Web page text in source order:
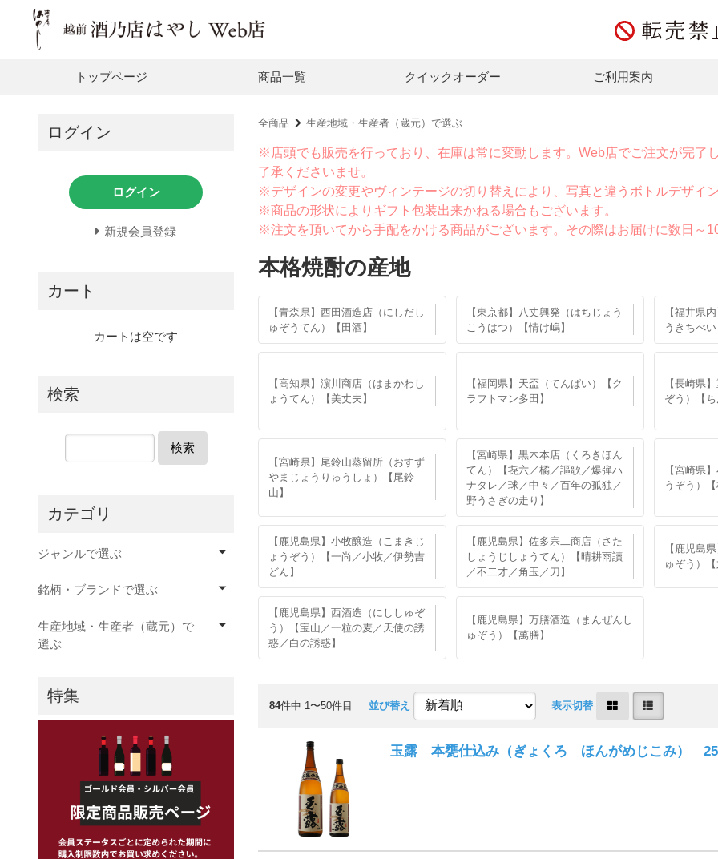
トップページ 商品一覧 クイックオーダー ご利用案内
全商品 生産地域・生産者（蔵元）で選ぶ
※店頭でも販売を行っており、在庫は常に変動します。Web店でご注文が完了
了承くださいませ。
※デザインの変更やヴィンテージの切り替えにより、写真と違うボトルデザイ
※商品の形状によりギフト包装出来かねる場合もございます。
※注文を頂いてから手配をかける商品がございます。その際はお届けに数日～
本格焼酎の産地
【青森県】西田酒造店（にしだし
ゅぞうてん）【田酒】
【東京都】八丈興発（はちじょう
こうはつ）【情け嶋】
【福井県
うきちべ
【高知県】濵川商店（はまかわし
ょうてん）【美丈夫】
【福岡県】天盃（てんぱい）【ク
ラフトマン多田】
【長崎県
ぞう）【
【宮崎県】尾鈴山蒸留所（おすず
やまじょうりゅうしょ）【尾鈴
山】
【宮崎県】黒木本店（くろきほん
てん）【㐂六／橘／謳歌／爆弾ハ
ナタレ／球／中々／百年の孤独／
野うさぎの走り】
【宮崎県
うぞう）
【鹿児島県】小牧醸造（こまきじ
ょうぞう）【一尚／小牧／伊勢吉
どん】
【鹿児島県】佐多宗二商店（さた
しょうじしょうてん）【晴耕雨讀
／不二才／角玉／刀】
【鹿児島
ゅぞう）
【鹿児島県】西酒造（にししゅぞ
う）【宝山／一粒の麦／天使の誘
惑／白の誘惑】
【鹿児島県】万膳酒造（まんぜんし
ゅぞう）【萬膳】
84件中 1〜50件目 並び替え 表示切替
玉露 本甕仕込み（ぎょくろ ほんがめじこみ）
ログイン
ログイン
新規会員登録
カート
カートは空です
検索
検索
カテゴリ
ジャンルで選ぶ
銘柄・ブランドで選ぶ
生産地域・生産者（蔵元）で
選ぶ
特集